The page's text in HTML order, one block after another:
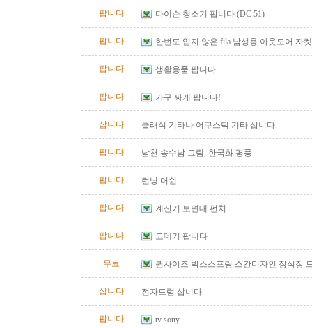
팝니다 다이슨 청소기 팝니다 (DC 51)
팝니다
한번도 입지 않은 fila 남성용 아웃도어 자
팝니다
생활용품 팝니다
팝니다 가구 싸게 팝니다!
삽니다 클래식 기타나 어쿠스틱 기타 삽니다.
팝니다 남천 송수남 그림, 한국화 평풍
팝니다 런닝 머쉰
팝니다 계산기 보면대 펀치
팝니다 고데기 팝니다
무료 퀸사이즈 박스스프링 스칸디자인 장식장
삽니다 전자드럼 삽니다.
팝니다 tv sony